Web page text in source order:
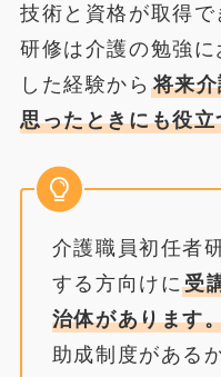
技術と資格が取得
研修は介護の勉強
した経験から 将来
思ったときにも役立
介護職員初任者
する方向けに受
治体があります
助成制度がある